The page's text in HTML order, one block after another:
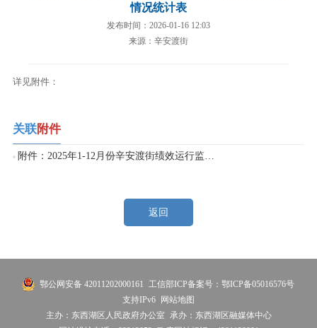
情况统计表
发布时间：2026-01-16 12:03
来源：辛安渡街
详见附件：
关联附件
附件：2025年1-12月份辛安渡街绩效运行监控情况统计表.xlsx
返回
鄂公网安备 42011202000161
工信部ICP备案号：鄂ICP备05016576号
支持IPv6 网站地图
主办：东西湖区人民政府办公室
承办：东西湖区融媒体中心